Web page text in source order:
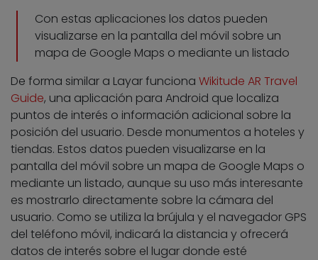
Con estas aplicaciones los datos pueden
visualizarse en la pantalla del móvil sobre un
mapa de Google Maps o mediante un listado
De forma similar a Layar funciona Wikitude AR Travel
Guide, una aplicación para Android que localiza
puntos de interés o información adicional sobre la
posición del usuario. Desde monumentos a hoteles y
tiendas. Estos datos pueden visualizarse en la
pantalla del móvil sobre un mapa de Google Maps o
mediante un listado, aunque su uso más interesante
es mostrarlo directamente sobre la cámara del
usuario. Como se utiliza la brújula y el navegador GPS
del teléfono móvil, indicará la distancia y ofrecerá
datos de interés sobre el lugar donde esté